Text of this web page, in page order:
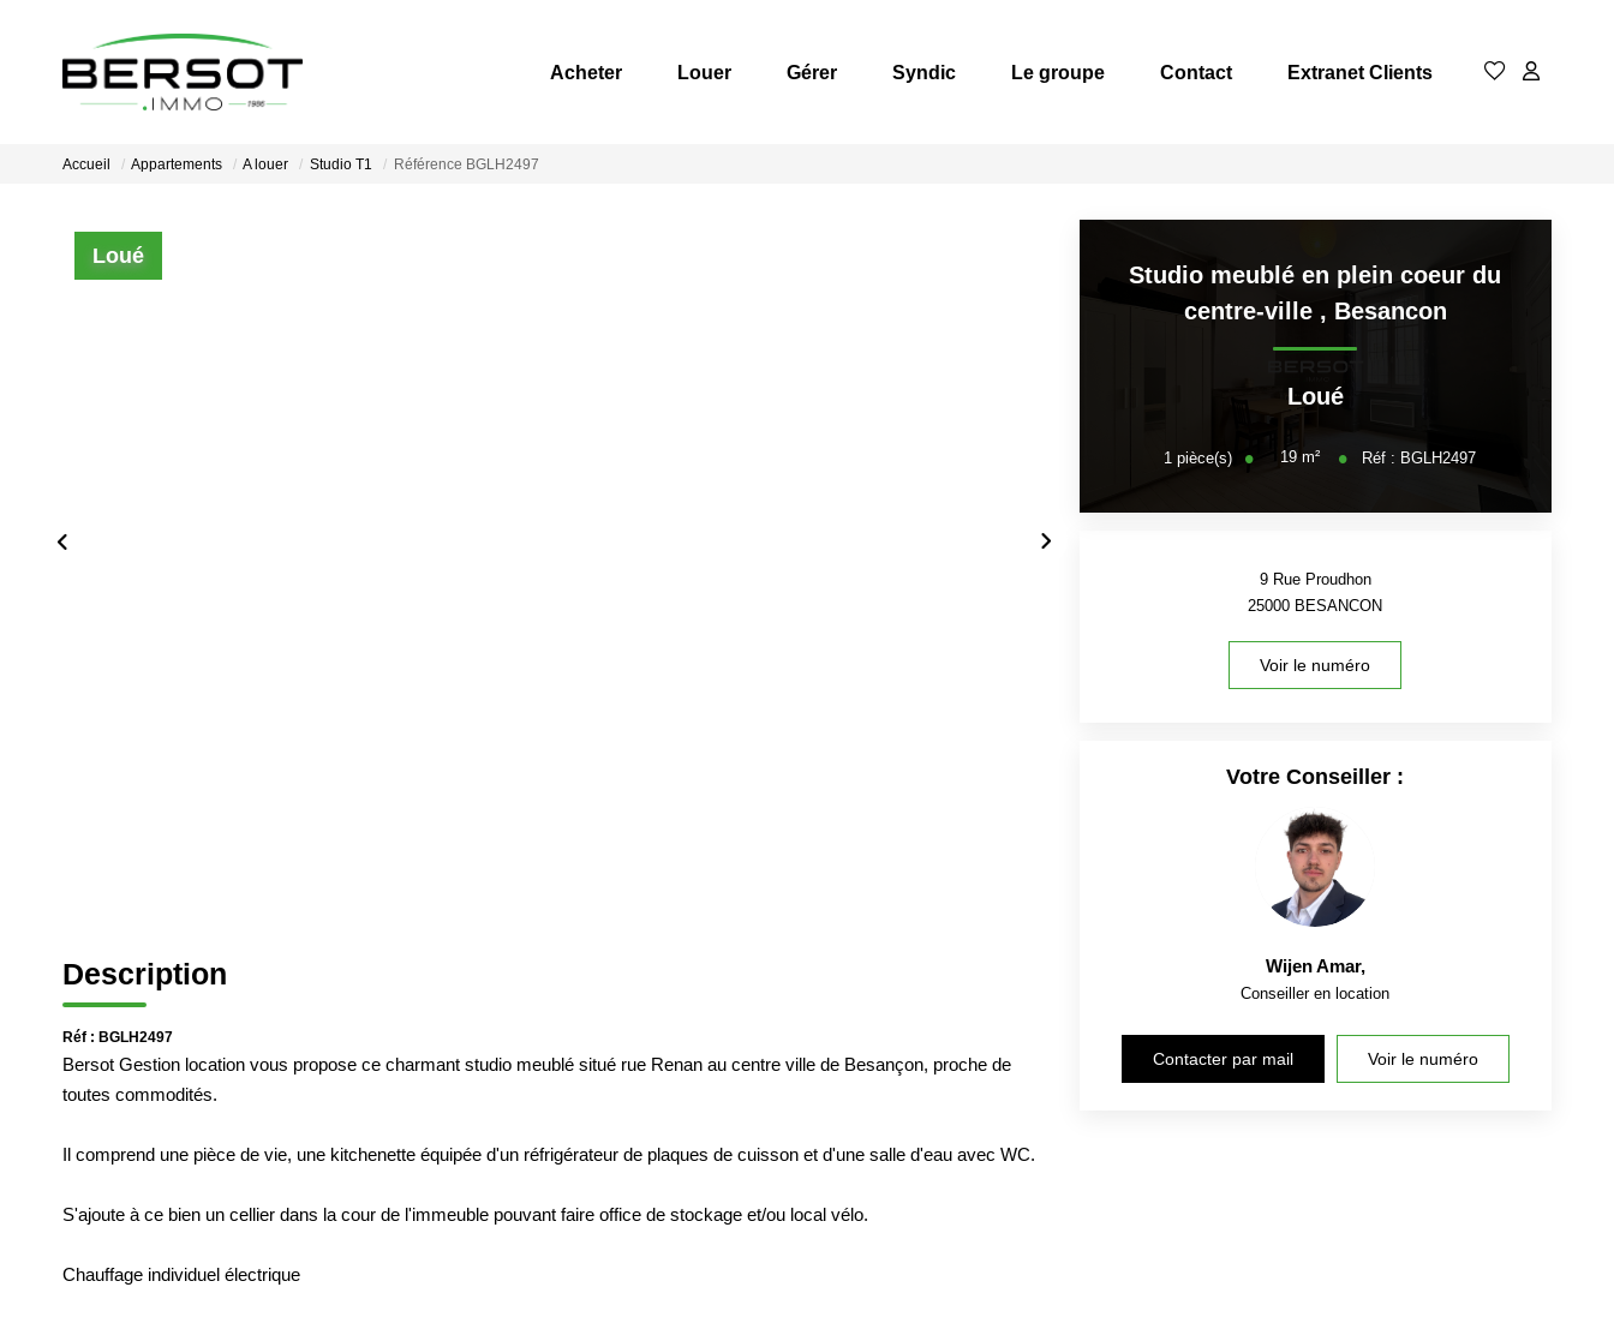
Acheter Louer Gérer Syndic Le groupe Contact Extranet Clients
Accueil Appartements A louer Studio T1 Référence BGLH2497
Loué
Description
Réf : BGLH2497
Bersot Gestion location vous propose ce charmant studio meublé situé rue Renan au centre ville de Besançon, proche de
toutes commodités.
Il comprend une pièce de vie, une kitchenette équipée d'un réfrigérateur de plaques de cuisson et d'une salle d'eau avec WC.
S'ajoute à ce bien un cellier dans la cour de l'immeuble pouvant faire office de stockage et/ou local vélo.
Chauffage individuel électrique
Studio meublé en plein coeur du
centre-ville , Besancon
Loué
1pièce(s) 19m² Réf : BGLH2497
9 Rue Proudhon
25000 BESANCON
Voir le numéro
Votre Conseiller :
Wijen Amar,
Conseiller en location
Contacter par mail Voir le numéro